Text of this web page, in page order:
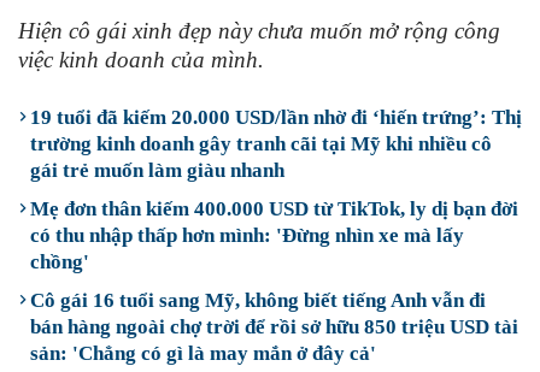
Hiện cô gái xinh đẹp này chưa muốn mở rộng công
việc kinh doanh của mình.
19 tuổi đã kiếm 20.000 USD/lần nhờ đi ‘hiến trứng’: Thị
trường kinh doanh gây tranh cãi tại Mỹ khi nhiều cô
gái trẻ muốn làm giàu nhanh
Mẹ đơn thân kiếm 400.000 USD từ TikTok, ly dị bạn đời
có thu nhập thấp hơn mình: 'Đừng nhìn xe mà lấy
chồng'
Cô gái 16 tuổi sang Mỹ, không biết tiếng Anh vẫn đi
bán hàng ngoài chợ trời để rồi sở hữu 850 triệu USD tài
sản: 'Chẳng có gì là may mắn ở đây cả'